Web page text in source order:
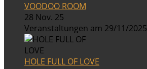
VOODOO ROOM
28 Nov. 25
Veranstaltungen am 29/11/2025
HOLE FULL OF LOVE